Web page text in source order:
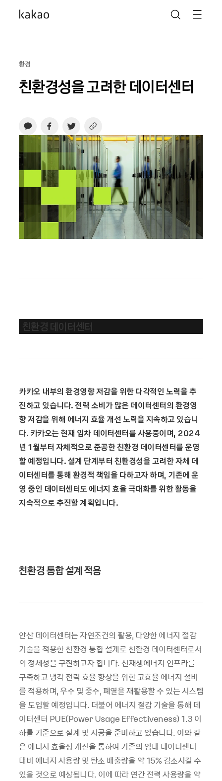
환경
친환경성을 고려한 데이터센터
친환경 데이터센터
카카오 내부의 환경영향 저감을 위한 다각적인 노력을 추
진하고 있습니다.전력 소비가 많은 데이터센터의 환경영
향 저감을 위해 에너지 효율 개선노력을 지속하고 있습니
다. 카카오는 현재 임차 데이터센터를 사용중이며, 2024
년 1월부터 자체적으로 준공한 친환경 데이터센터를 운영
할예정입니다. 설계 단계부터 친환경성을 고려한 자체 데
이터센터를 통해 환경적 책임을 다하고자 하며, 기존에 운
영 중인 데이터센터도 에너지 효율극대화를 위한 활동을
지속적으로 추진할 계획입니다.
친환경 통합 설계 적용
안산 데이터센터는 자연조건의 활용, 다양한 에너지 절감
기술을 적용한 친환경 통합 설계로 친환경 데이터센터로서
의 정체성을 구현하고자 합니다. 신재생에너지 인프라를
구축하고 냉각 전력 효율 향상을 위한 고효율 에너지 설비
를 적용하며, 우수 및 중수, 폐열을 재활용할 수 있는 시스템
을 도입할 예정입니다. 더불어 에너지 절감 기술을 통해 데
이터센터 PUE(Power Usage Effectiveness) 1.3 이
하를 기준으로 설계 및 시공을 준비하고 있습니다. 이와 같
은 에너지 효율성 개선을 통하여 기존의 임대 데이터센터
대비 에너지 사용량 및 탄소 배출량을 약 15% 감소시킬 수
있을 것으로 예상됩니다. 이에 따라 연간 전력 사용량을 약